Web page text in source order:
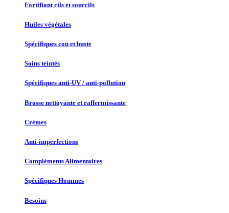
Fortifiant cils et sourcils
Huiles végétales
Spécifiques cou et buste
Soins teintés
Spécifiques anti-UV / anti-pollution
Brosse nettoyante et raffermissante
Crèmes
Anti-imperfections
Compléments Alimentaires
Spécifiques Hommes
Besoins